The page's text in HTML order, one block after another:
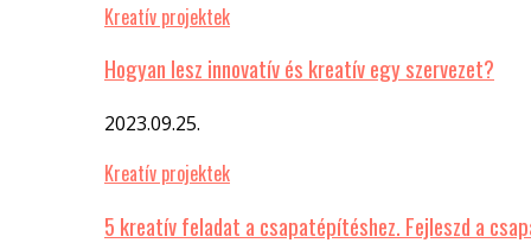
Kreatív projektek
Hogyan lesz innovatív és kreatív egy szervezet?
2023.09.25.
Kreatív projektek
5 kreatív feladat a csapatépítéshez. Fejleszd a